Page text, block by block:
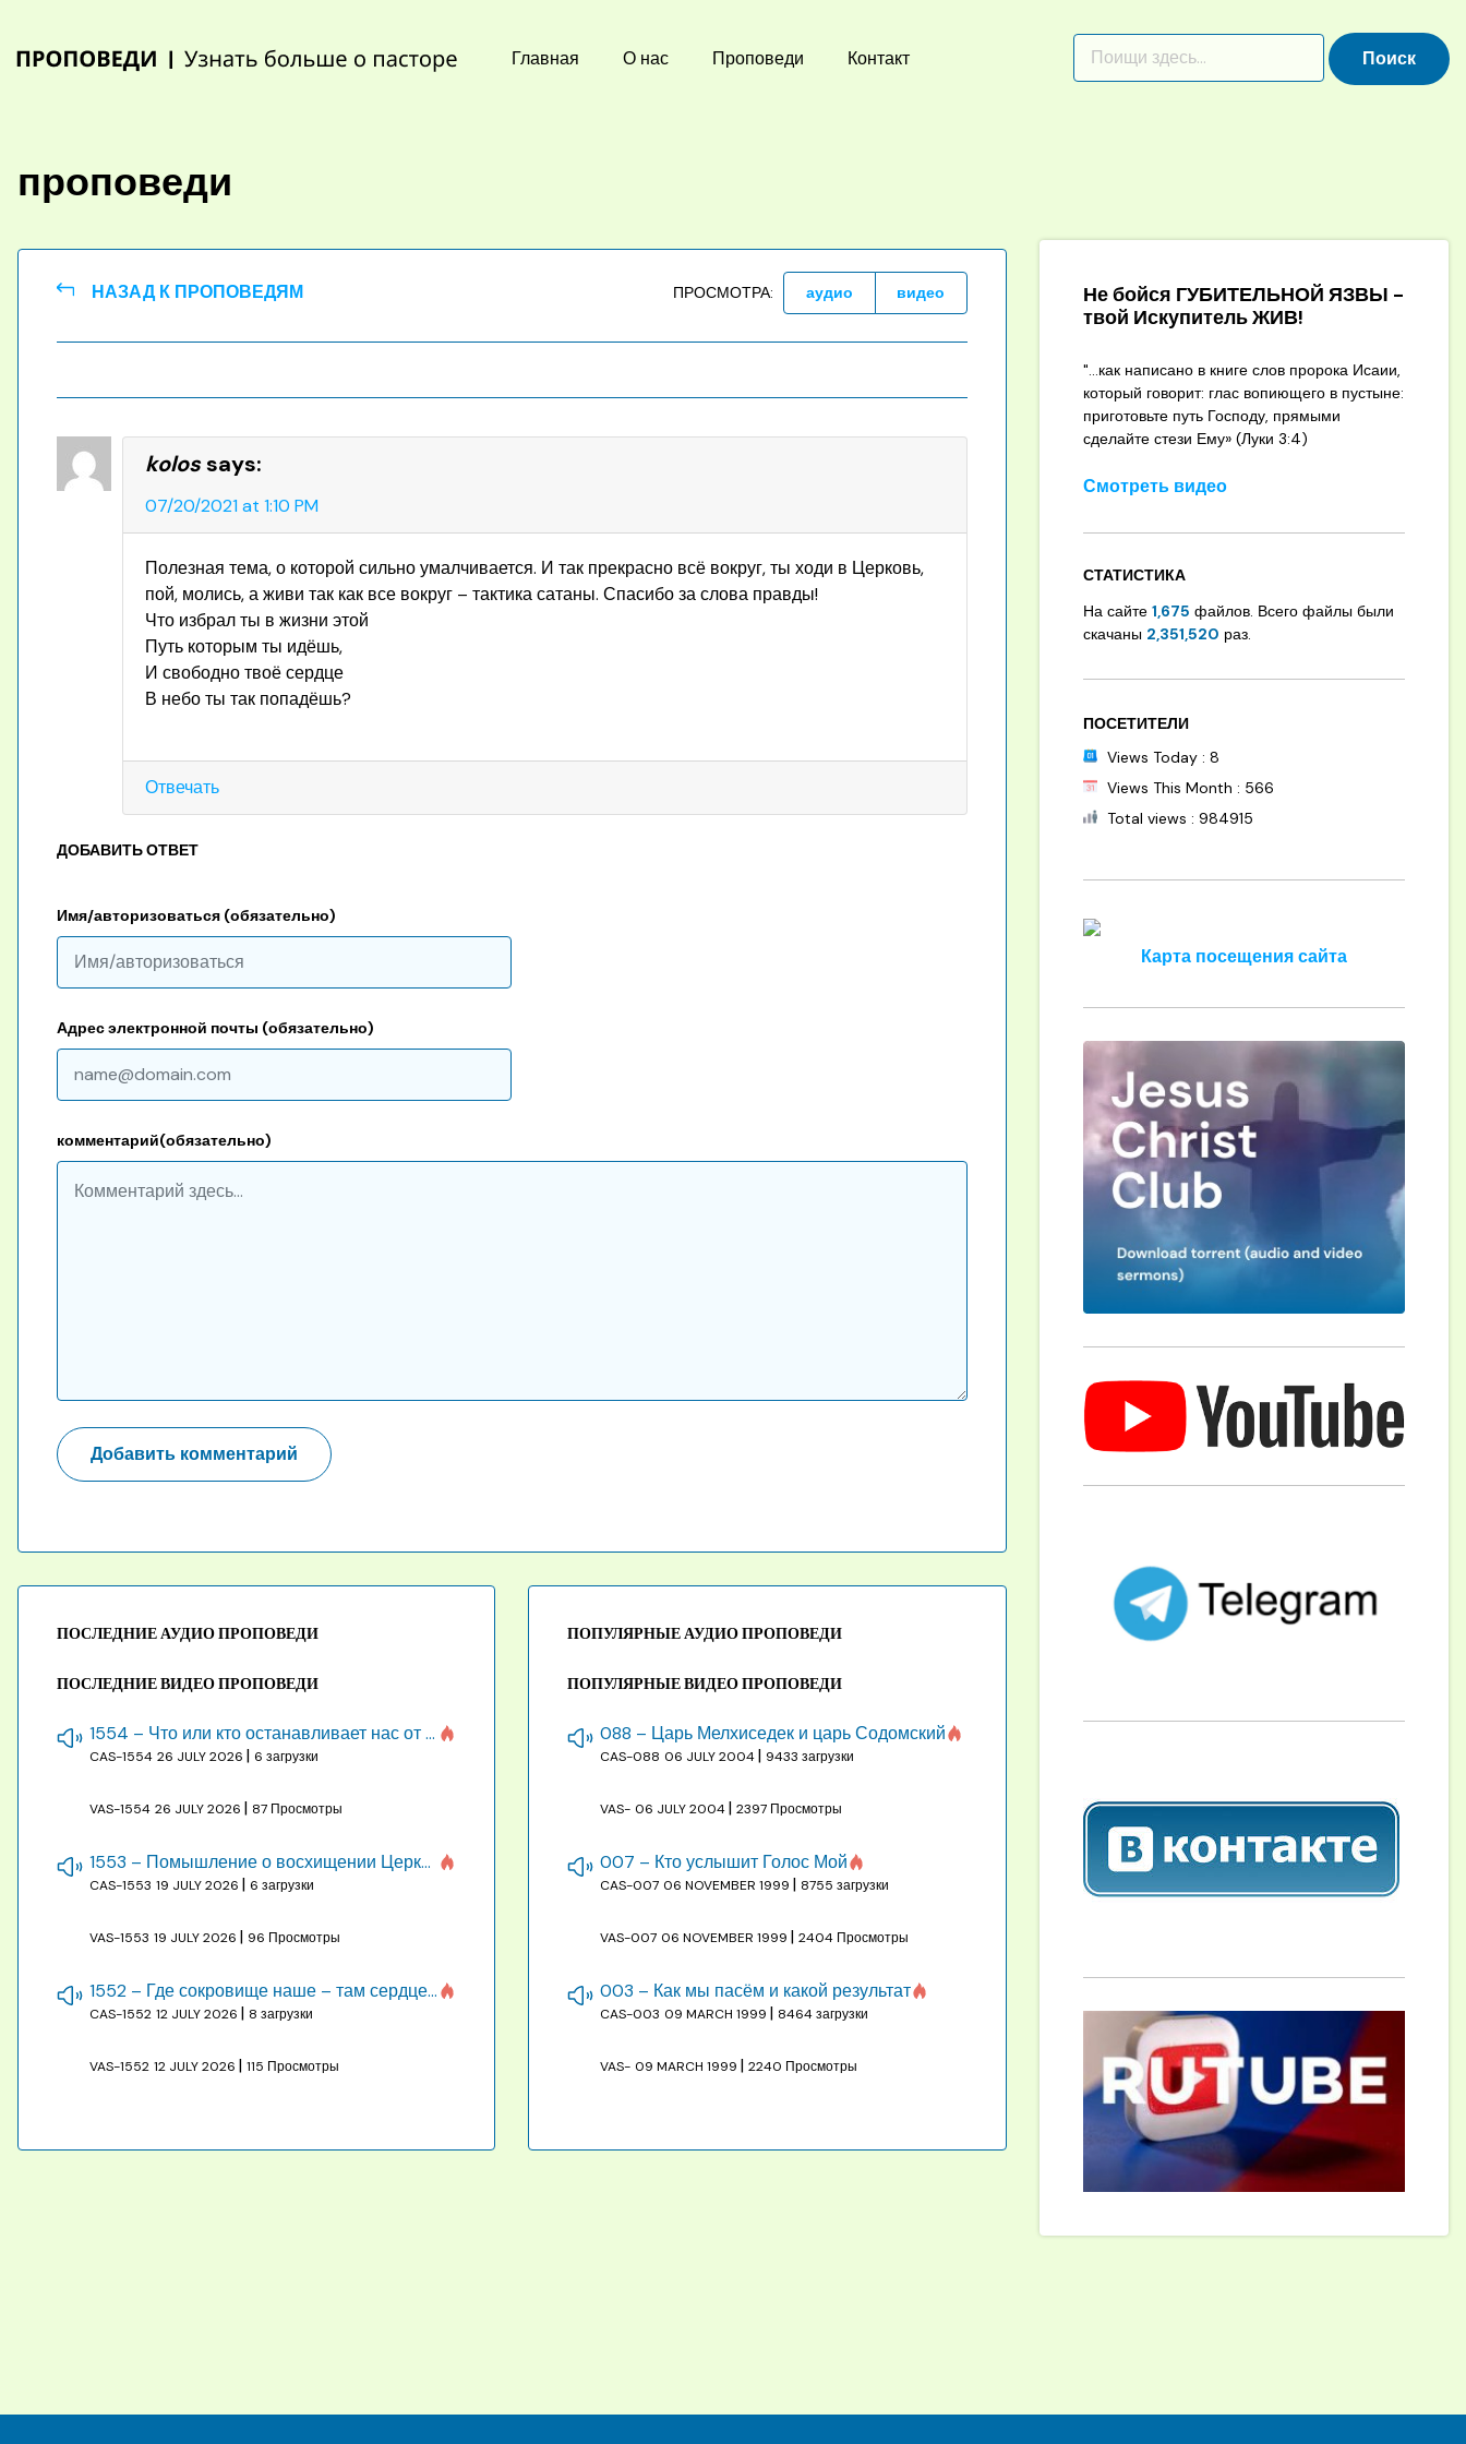
content
Главная О нас Проповеди Контакт
проповеди
НАЗАД К ПРОПОВЕДЯМ ПРОСМОТРА: аудио видео
kolossays:
07/20/2021 at 1:10 PM
Полезная тема, о которой сильно умалчивается. И так прекрасно всё вокруг, ты ходи в Церковь,
пой, молись, а живи так как все вокруг – тактика сатаны. Спасибо за слова правды!
Что избрал ты в жизни этой
Путь которым ты идёшь,
И свободно твоё сердце
В небо ты так попадёшь?
Отвечать
ДОБАВИТЬ ОТВЕТ
комментарий(обязательно)
Имя/авторизоваться (обязательно)
Адрес электронной почты (обязательно)
ПОСЛЕДНИЕ АУДИО ПРОПОВЕДИ
ПОСЛЕДНИЕ ВИДЕО ПРОПОВЕДИ
1554 – Что или кто останавливает нас от созидания строения Божия
CAS-1554 26 JULY 2026 | 6 загрузки
VAS-1554 26 JULY 2026 | 87 Просмотры
1553 – Помышление о восхищении Церкви на бракосочетании, во всякое время
CAS-1553 19 JULY 2026 | 6 загрузки
VAS-1553 19 JULY 2026 | 96 Просмотры
1552 – Где сокровище наше – там сердце, там помышления
CAS-1552 12 JULY 2026 | 8 загрузки
VAS-1552 12 JULY 2026 | 115 Просмотры
ПОПУЛЯРНЫЕ АУДИО ПРОПОВЕДИ
ПОПУЛЯРНЫЕ ВИДЕО ПРОПОВЕДИ
088 – Царь Мелхиседек и царь Содомский
CAS-088 06 JULY 2004 | 9433 загрузки
VAS- 06 JULY 2004 |2397 Просмотры
007 – Кто услышит Голос Мой
CAS-007 06 NOVEMBER 1999 | 8755 загрузки
VAS-007 06 NOVEMBER 1999 |2404 Просмотры
003 – Как мы пасём и какой результат
CAS-003 09 MARCH 1999 | 8464 загрузки
VAS- 09 MARCH 1999 |2240 Просмотры
Не бойся ГУБИТЕЛЬНОЙ ЯЗВЫ -
твой Искупитель ЖИВ!
"...как написано в книге слов пророка Исаии,
который говорит: глас вопиющего в пустыне:
приготовьте путь Господу, прямыми
сделайте стези Ему» (Луки 3:4)
Смотреть видео
СТАТИСТИКА
На сайте 1,675 файлов. Всего файлы были
скачаны 2,351,520 раз.
ПОСЕТИТЕЛИ
Views Today : 8
Views This Month : 566
Total views : 984915
Карта посещения сайта